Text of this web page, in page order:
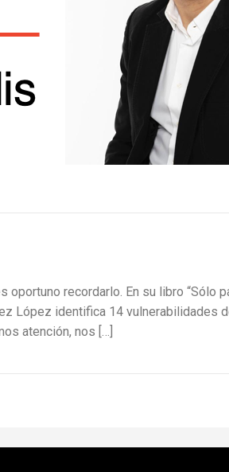
recordarlo. En su libro “Sólo
López identifica 14 vulnerabilidades
atención, nos […]